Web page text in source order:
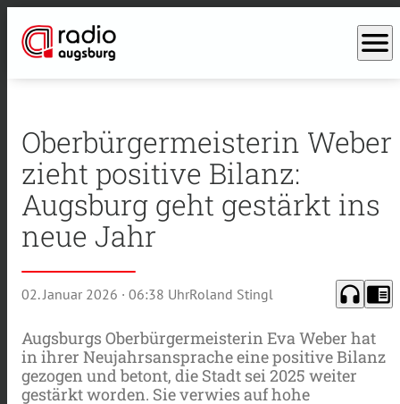
menu
Oberbürgermeisterin Weber
zieht positive Bilanz:
Augsburg geht gestärkt ins
neue Jahr
02. Januar 2026 · 06:38 UhrRoland Stingl headphones chrome_reader_mode
Augsburgs Oberbürgermeisterin Eva Weber hat
in ihrer Neujahrsansprache eine positive Bilanz
gezogen und betont, die Stadt sei 2025 weiter
gestärkt worden. Sie verwies auf hohe